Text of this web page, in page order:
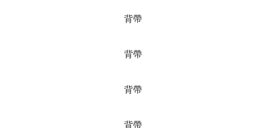
背帶
背帶
背帶
背帶